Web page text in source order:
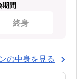
期間
終身
の中身を見る